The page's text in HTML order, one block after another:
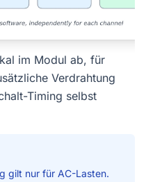
im Modul ab, für
Verdrahtung
Timing selbst
gilt nur für AC-Lasten.